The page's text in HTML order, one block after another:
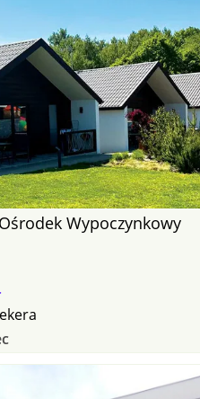
Wypoczynkowy